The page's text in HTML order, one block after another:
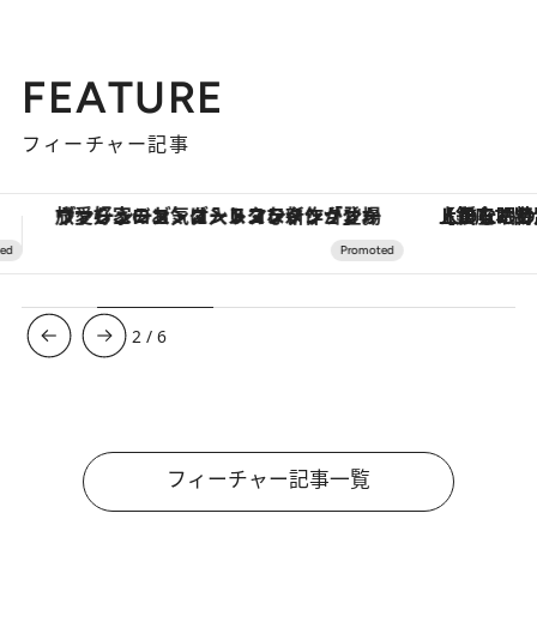
FEATURE
フィーチャー記事
【銀座で出合う最旬美容】美髪ケアや上質な眠り…セルフケアのアップデートから、特別な名入れギフトまで。大人のための「ReFa GINZA」クルーズ 【夏限定ディナーコース】旬を
3 /6
フィーチャー記事一覧